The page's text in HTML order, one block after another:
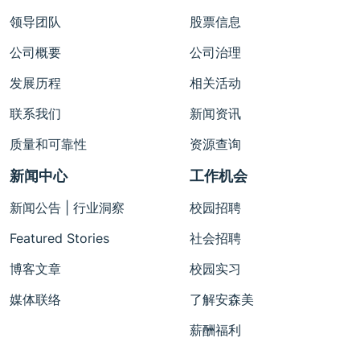
领导团队
公司概要
发展历程
联系我们
质量和可靠性
股票信息
公司治理
相关活动
新闻资讯
资源查询
新闻中心
新闻公告 | 行业洞察
Featured Stories
博客文章
媒体联络
工作机会
校园招聘
社会招聘
校园实习
了解安森美
薪酬福利